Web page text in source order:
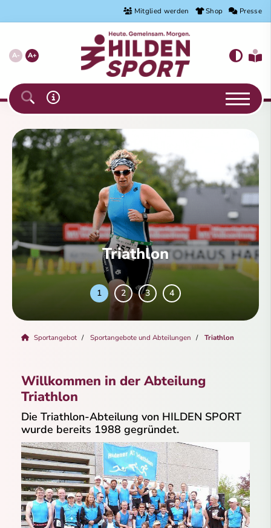
Mitglied werden Shop Presse
A- A+
Triathlon
Sportangebot Sportangebote und Abteilungen Triathlon
Willkommen in der Abteilung
Triathlon
Die Triathlon-Abteilung von HILDEN SPORT
wurde bereits 1988 gegründet.